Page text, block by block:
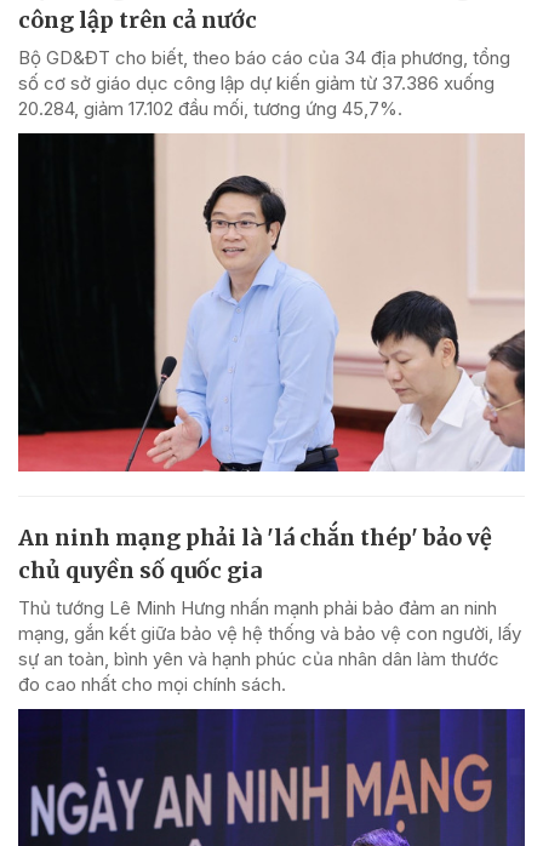
công lập trên cả nước
Bộ GD&ĐT cho biết, theo báo cáo của 34 địa phương, tổng
số cơ sở giáo dục công lập dự kiến giảm từ 37.386 xuống
20.284, giảm 17.102 đầu mối, tương ứng 45,7%.
An ninh mạng phải là 'lá chắn thép' bảo vệ
chủ quyền số quốc gia
Thủ tướng Lê Minh Hưng nhấn mạnh phải bảo đảm an ninh
mạng, gắn kết giữa bảo vệ hệ thống và bảo vệ con người, lấy
sự an toàn, bình yên và hạnh phúc của nhân dân làm thước
đo cao nhất cho mọi chính sách.